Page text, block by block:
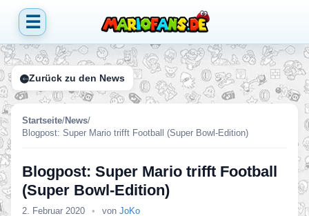
☰
Zurück zu den News
Startseite/News/
Blogpost: Super Mario trifft Football (Super Bowl-Edition)
Blogpost: Super Mario trifft Football
(Super Bowl-Edition)
2. Februar 2020 • von JoKo